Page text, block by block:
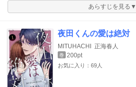
あらすじを見る▼
夜田くんの愛は絶対
MITUHACHI 正海春人
巻 200pt
お気に入り：69人